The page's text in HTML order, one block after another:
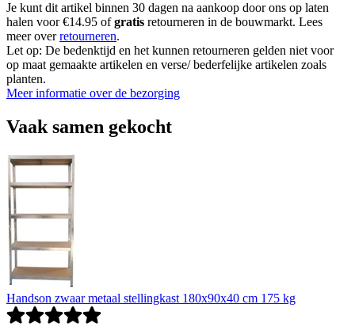
Je kunt dit artikel binnen 30 dagen na aankoop door ons op laten
halen voor €14.95 ofgratis retourneren in de bouwmarkt. Lees
meer overretourneren.
Let op: De bedenktijd en het kunnen retourneren gelden niet voor
op maat gemaakte artikelen en verse/ bederfelijke artikelen zoals
planten.
Meer informatie over de bezorging
Vaak samen gekocht
Handson zwaar metaal stellingkast 180x90x40 cm 175 kg